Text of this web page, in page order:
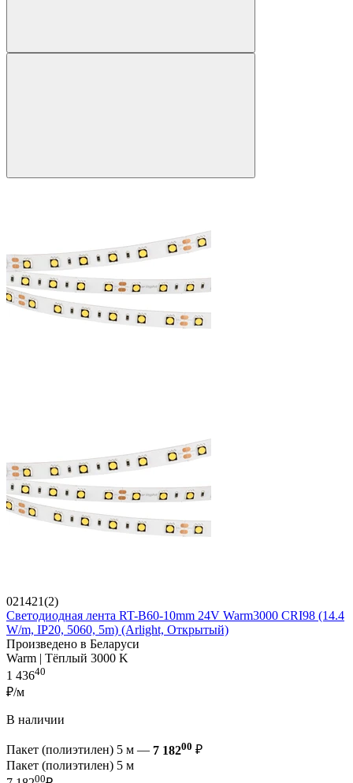
021421(2)
Светодиодная лента RT-B60-10mm 24V Warm3000 CRI98 (14.4
W/m, IP20, 5060, 5m) (Arlight, Открытый)
Произведено в Беларуси
Warm | Тёплый 3000 K
1 43640
₽/м
В наличии
Пакет (полиэтилен) 5 м — 7 18200 ₽
Пакет (полиэтилен) 5 м
00